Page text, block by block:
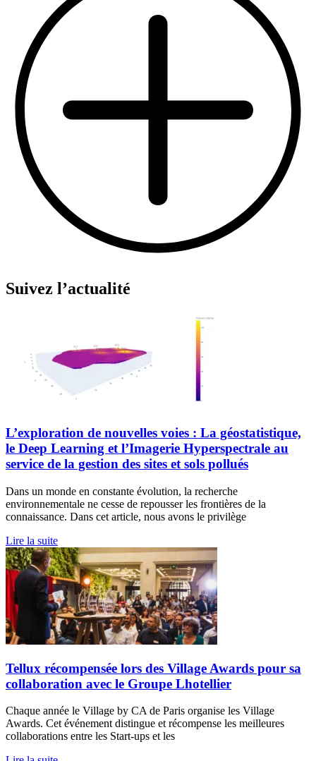
Suivez l’actualité
L’exploration de nouvelles voies : La géostatistique,
le Deep Learning et l’Imagerie Hyperspectrale au
service de la gestion des sites et sols pollués
Dans un monde en constante évolution, la recherche
environnementale ne cesse de repousser les frontières de la
connaissance. Dans cet article, nous avons le privilège
Lire la suite
Tellux récompensée lors des Village Awards pour sa
collaboration avec le Groupe Lhotellier
Chaque année le Village by CA de Paris organise les Village
Awards. Cet événement distingue et récompense les meilleures
collaborations entre les Start-ups et les